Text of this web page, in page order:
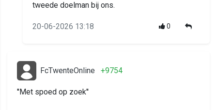
tweede doelman bij ons.
20-06-2026 13:18 0
FcTwenteOnline +9754
''Met spoed op zoek''